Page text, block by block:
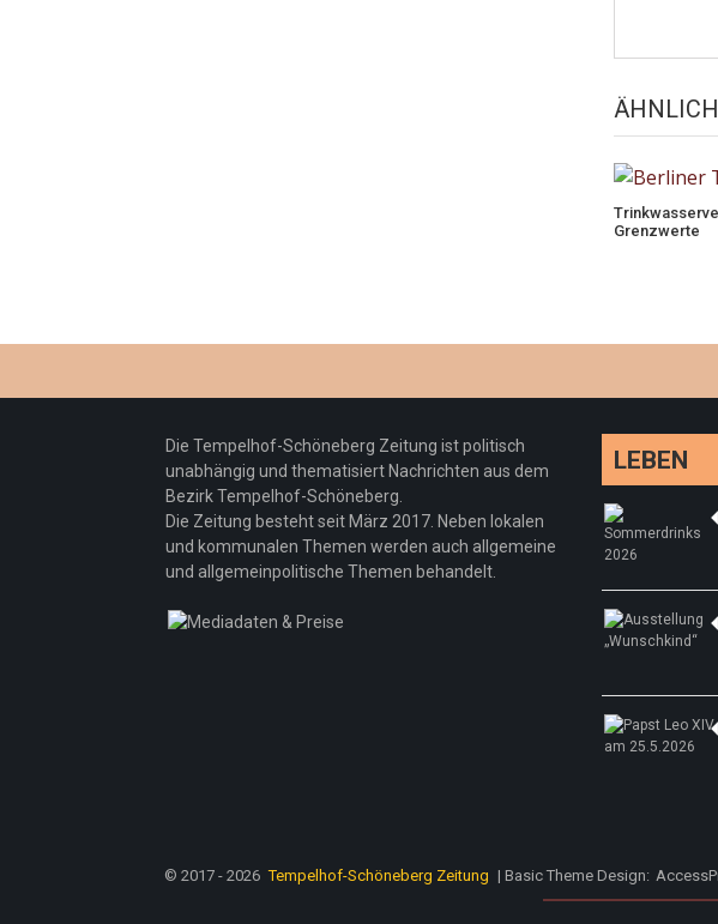
Grenzwerte
Die Tempelhof-Schöneberg Zeitung ist politisch
unabhängig und thematisiert Nachrichten aus dem
Bezirk Tempelhof-Schöneberg.
Die Zeitung besteht seit März 2017. Neben lokalen
und kommunalen Themen werden auch allgemeine
und allgemeinpolitische Themen behandelt.
LEBEN
© 2017 - 2026 Tempelhof-Schöneberg Zeitung | Basic Theme Design: